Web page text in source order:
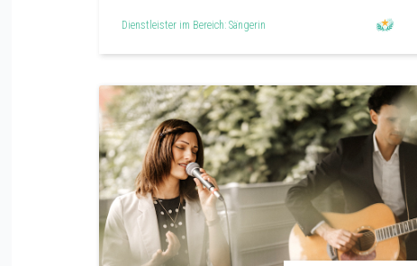
Dienstleister im Bereich: Sängerin